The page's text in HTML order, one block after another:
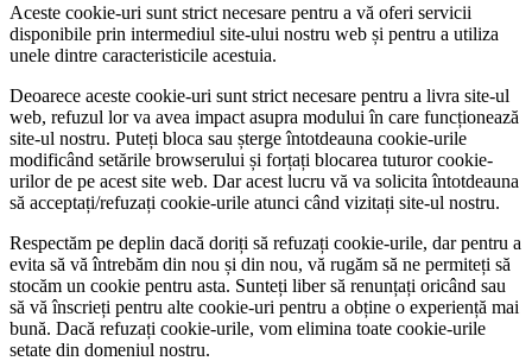
Aceste cookie-uri sunt strict necesare pentru a vă oferi servicii
disponibile prin intermediul site-ului nostru web și pentru a utiliza
unele dintre caracteristicile acestuia.
Deoarece aceste cookie-uri sunt strict necesare pentru a livra site-ul
web, refuzul lor va avea impact asupra modului în care funcționează
site-ul nostru. Puteți bloca sau șterge întotdeauna cookie-urile
modificând setările browserului și forțați blocarea tuturor cookie-
urilor de pe acest site web. Dar acest lucru vă va solicita întotdeauna
să acceptați/refuzați cookie-urile atunci când vizitați site-ul nostru.
Respectăm pe deplin dacă doriți să refuzați cookie-urile, dar pentru a
evita să vă întrebăm din nou și din nou, vă rugăm să ne permiteți să
stocăm un cookie pentru asta. Sunteți liber să renunțați oricând sau
să vă înscrieți pentru alte cookie-uri pentru a obține o experiență mai
bună. Dacă refuzați cookie-urile, vom elimina toate cookie-urile
setate din domeniul nostru.